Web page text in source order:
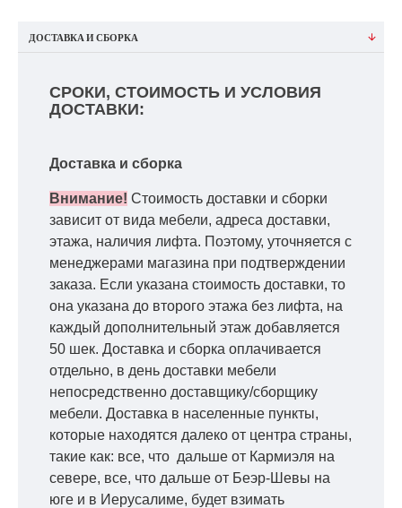
ДОСТАВКА И СБОРКА
СРОКИ, СТОИМОСТЬ И УСЛОВИЯ
ДОСТАВКИ:
Доставка и сборка
Внимание! Стоимость доставки и сборки
зависит от вида мебели, адреса доставки,
этажа, наличия лифта. Поэтому, уточняется с
менеджерами магазина при подтверждении
заказа. Если указана стоимость доставки, то
она указана до второго этажа без лифта, на
каждый дополнительный этаж добавляется
50 шек. Доставка и сборка оплачивается
отдельно, в день доставки мебели
непосредственно доставщику/сборщику
мебели. Доставка в населенные пункты,
которые находятся далеко от центра страны,
такие как: все, что дальше от Кармиэля на
севере, все, что дальше от Беэр-Шевы на
юге и в Иерусалиме, будет взимать